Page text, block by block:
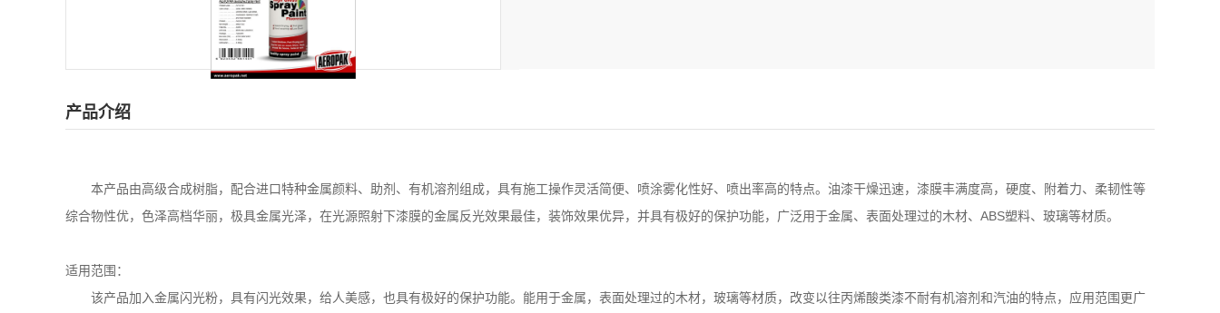
产品介绍
本产品由高级合成树脂，配合进口特种金属颜料、助剂、有机溶剂组成，具有施工操作灵活简便、喷涂雾化性好、喷出率高的特点。油漆干燥迅速，漆膜丰满度高，硬度、附着力、柔韧性等
综合物性优，色泽高档华丽，极具金属光泽，在光源照射下漆膜的金属反光效果最佳，装饰效果优异，并具有极好的保护功能，广泛用于金属、表面处理过的木材、ABS塑料、玻璃等材质。
适用范围：
该产品加入金属闪光粉，具有闪光效果，给人美感，也具有极好的保护功能。能用于金属，表面处理过的木材，玻璃等材质，改变以往丙烯酸类漆不耐有机溶剂和汽油的特点，应用范围更广